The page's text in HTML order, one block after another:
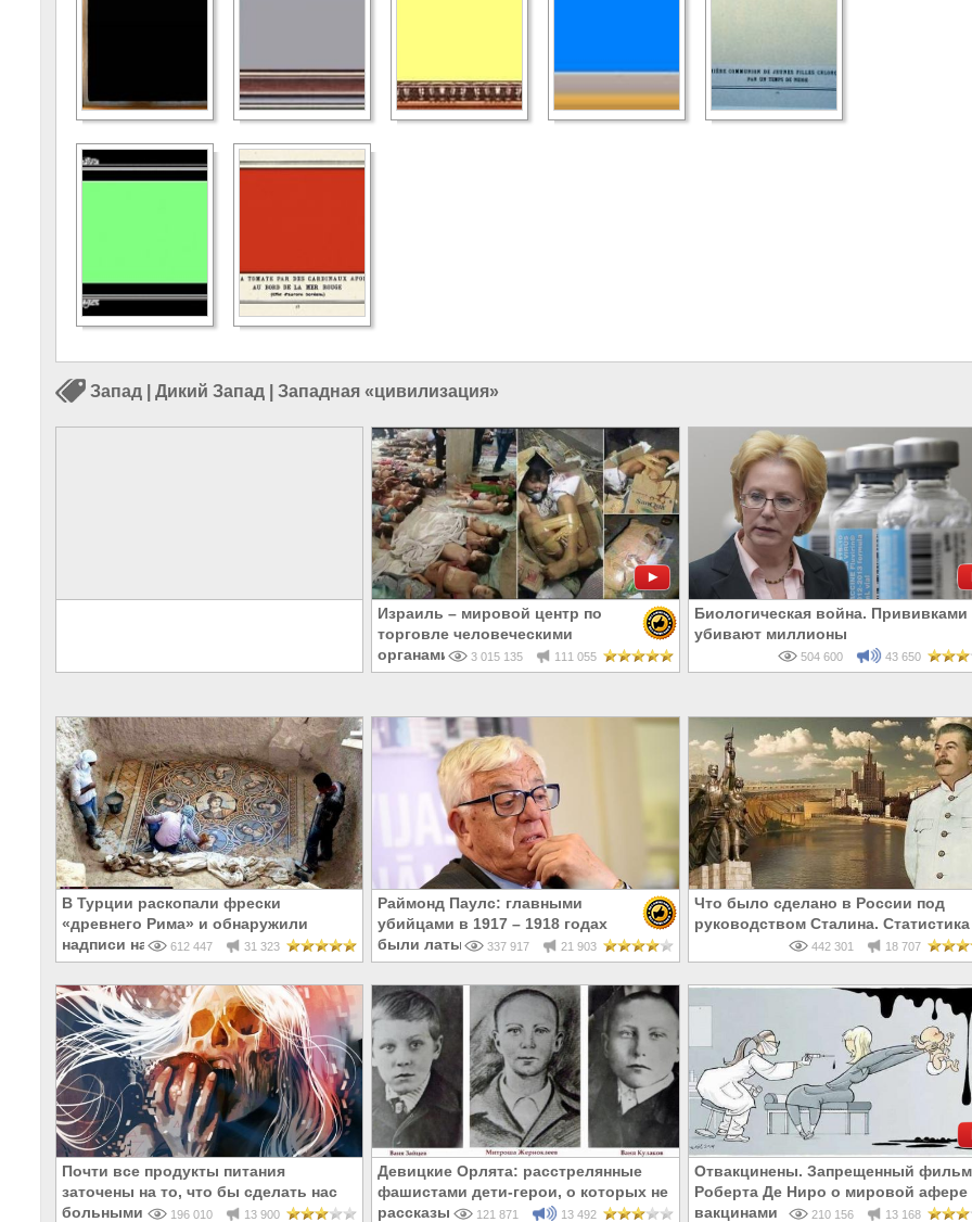
Запад Дикий Запад Западная «цивилизация»
Израиль – мировой центр по
торговле человеческими
органами
3 015 135 111 055
Биологическая война. Прививками
убивают миллионы
504 600 43 650
В Турции раскопали фрески
«древнего Рима» и обнаружили
надписи на Русском!
612 447 31 323
Раймонд Паулс: главными
убийцами в 1917 – 1918 годах
были латыши и евреи, а не русские
337 917 21 903
Что было сделано в России под
руководством Сталина. Статистика
442 301 18 707
Почти все продукты питания
заточены на то, что бы сделать нас
больными и бесплодными
196 010 13 900
Девицкие Орлята: расстрелянные
фашистами дети-герои, о которых не
рассказывают в школе
121 871 13 492
Отвакцинены. Запрещенный фильм
Роберта Де Ниро о мировой афере
вакцинами
210 156 13 168